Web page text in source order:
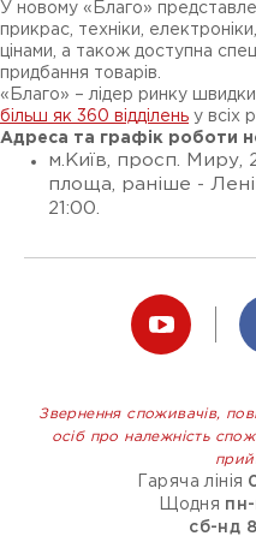
У новому «Благо»
прикрас, техніки,
цінами, а також доступна
придбання товарів.
«Благо» – лідер ринку
більш як 360 відділень у всіх
Адреса та графік роботи
м.Київ, просп. Миру,
площа, раніше -
21:00.
Звернення споживачів,
осіб про належність
Гаряча лінія
Щодня
сб-нд